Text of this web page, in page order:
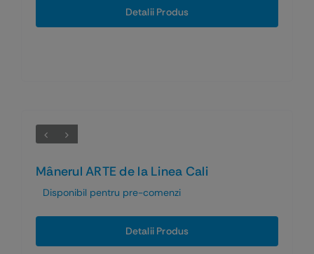
Detalii Produs
Mânerul ARTE de la Linea Cali
Disponibil pentru pre-comenzi
Detalii Produs